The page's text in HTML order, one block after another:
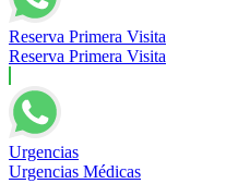
Epilepsia
Cefalea tensional
Reserva Primera Visita
Reserva Primera Visita
Urgencias
Urgencias Médicas